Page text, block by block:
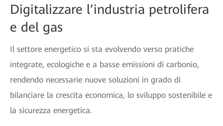
Digitalizzare l’industria petrolifera
e del gas
Il settore energetico si sta evolvendo verso pratiche
integrate, ecologiche e a basse emissioni di carbonio,
rendendo necessarie nuove soluzioni in grado di
bilanciare la crescita economica, lo sviluppo sostenibile e
la sicurezza energetica.